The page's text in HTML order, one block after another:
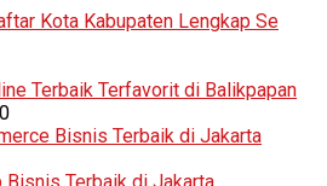
Kota Kabupaten Lengkap Se
Terbaik Terfavorit di Balikpapan
Bisnis Terbaik di Jakarta